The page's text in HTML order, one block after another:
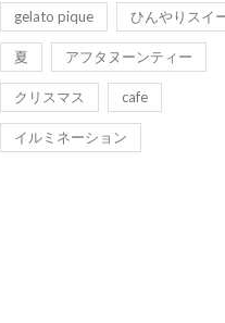
gelato pique ひんやりスイ
夏 アフタヌーンティー
クリスマス cafe
イルミネーション